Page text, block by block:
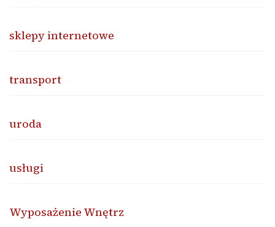
sklepy internetowe
transport
uroda
usługi
Wyposażenie Wnętrz